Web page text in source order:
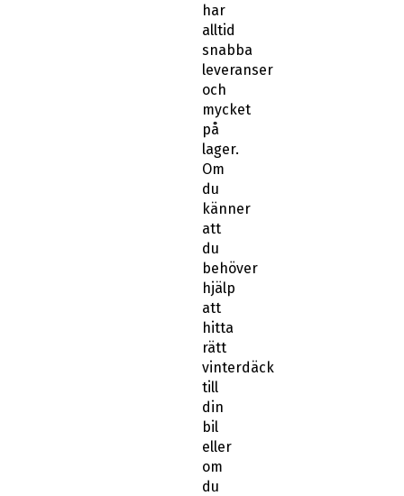
har
alltid
snabba
leveranser
och
mycket
på
lager.
Om
du
känner
att
du
behöver
hjälp
att
hitta
rätt
vinterdäck
till
din
bil
eller
om
du